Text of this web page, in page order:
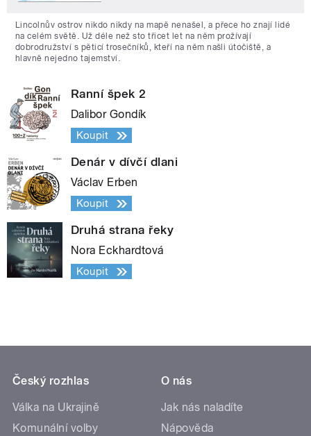
Lincolnův ostrov nikdo nikdy na mapě nenašel, a přece ho znají lidé
na celém světě. Už déle než sto třicet let na něm prožívají
dobrodružství s pěticí trosečníků, kteří na něm našli útočiště, a
hlavně nejedno tajemství.
Ranní špek 2
Dalibor Gondík
Koupit
Denár v dívčí dlani
Václav Erben
Koupit
Druhá strana řeky
Nora Eckhardtová
Koupit
Český rozhlas
Válka na Ukrajině
Komunální volby
O nás
Jak nás naladíte
Nápověda